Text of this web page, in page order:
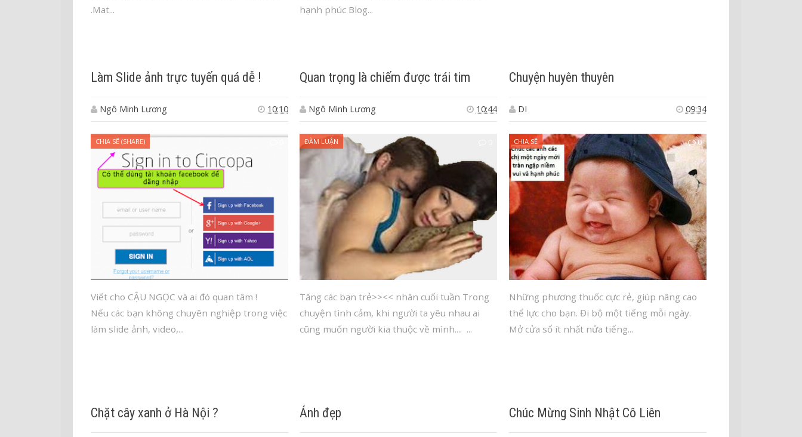
.Mat...
hạnh phúc Blog...
Làm Slide ảnh trực tuyến quá dễ !
Ngô Minh Lương 10:10
CHIA SẼ (SHARE)
Viết cho CẬU NGỌC và ai đó quan tâm !
Nếu các bạn không chuyên nghiệp trong việc
làm slide ảnh, video,...
Quan trọng là chiếm được trái tim
Ngô Minh Lương 10:44
ĐÀM LUẬN
Tăng các bạn trẻ>><< nhân cuối tuần Trong
chuyện tình cảm, khi người ta yêu nhau ai
cũng muốn người kia thuộc về mình.... ...
Chuyện huyên thuyên
DI 09:34
CHIA SẼ 0
Những phương thuốc cực rẻ, giúp nâng cao
thể lực cho bạn. Đi bộ một tiếng mỗi ngày.
Mở cửa sổ ít nhất nửa tiếng...
Chặt cây xanh ở Hà Nội ? Ảnh đẹp Chúc Mừng Sinh Nhật Cô Liên